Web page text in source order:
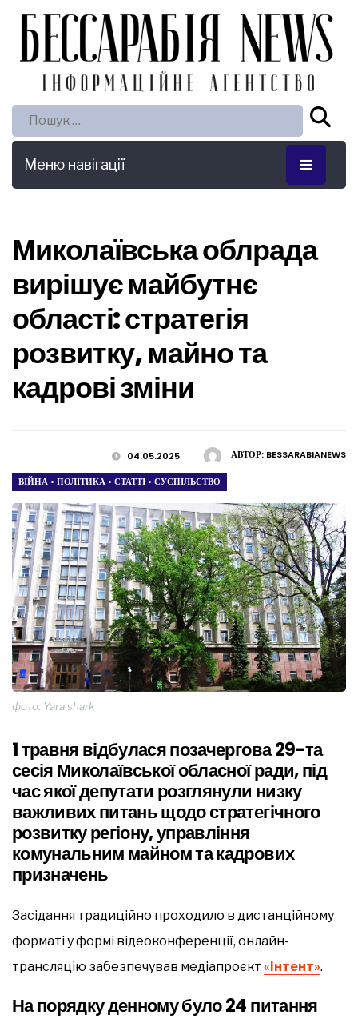
Пошук:
Меню навігації
Миколаївська облрада
вирішує майбутнє
області: стратегія
розвитку, майно та
кадрові зміни
АВТОР: BESSARABIANEWS
04.05.2025
ВІЙНА • ПОЛІТИКА • СТАТТІ • СУСПІЛЬСТВО
фото: Yara shark
1 травня відбулася позачергова 29-та
сесія Миколаївської обласної ради, під
час якої депутати розглянули низку
важливих питань щодо стратегічного
розвитку регіону, управління
комунальним майном та кадрових
призначень
Засідання традиційно проходило в дистанційному
форматі у формі відеоконференції, онлайн-
трансляцію забезпечував медіапроєкт «Інтент».
На порядку денному було 24 питання